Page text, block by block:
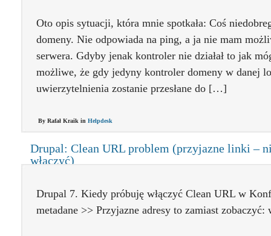
Oto opis sytuacji, która mnie spotkała: Coś
domeny. Nie odpowiada na ping, a ja nie mam
serwera. Gdyby jenak kontroler nie działał to jak
możliwe, że gdy jedyny kontroler domeny w danej
uwierzytelnienia zostanie przesłane do […]
By Rafał Kraik in Helpdesk
Drupal: Clean URL problem (przyjazne linki –
włączyć)
Drupal 7. Kiedy próbuję włączyć Clean URL w
metadane >> Przyjazne adresy to zamiast zobaczyć: